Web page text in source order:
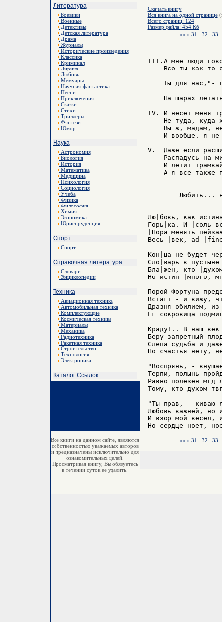
Литература
Боевики
Военные
Детективы
Детская литература
Драма
Журналы
Исторические произведения
Классика
Криминал
Лирика
Любовь
Мемуары
Научная-фантастика
Песни
Приключения
Сказки
Стихи
Триллеры
Фэнтези
Юмор
Наука
Астрономия
Биология
История
Математика
Медицина
Психология
Социология
Учеба
Физика
Философия
Химия
Экономика
Юриспруденция
Спорт
Спорт
Справочная литература
Словари
Энциклопедии
Техника
Авиационная техника
Автомобильная техника
Комплектующие
Космическая техника
Материалы
Механика
Радиотехника
Ракетная техника
Строительство
Технология
Электроника
Каталог Ссылок
Все книги на данном сайте, являются
собственностью уважаемых авторов
и предназначены исключительно для
ознакомительных целей.
Просматривая книгу, Вы обязуетесь
в течении суток ее удалить.
Скачать книгу
Вся книга на одной странице
Всего страниц: 124
Размер файла: 454 Кб
«« « 31 32 33
III.А мне люди
Все ты как-то
Ты для нас,"-
На шарах
IV. И несет меня
Не туда, куда
Вы ж, мадам,
И вообще, я не
V.  Даже если
Распадусь на
И летит
А я все также
Любить...
Лю|бовь, как
Горь|ка. И |соль
|Пора менять
Весь |век, ad
Кон|ца не будет
Сло|варь в
Бла|жен, кто
Но истин |много,
Порой Фортуна
Встагт - и вижу,
Дразня обилием,
Ег сокровища
Краду!.. В наш век
Беру запретный
Слепа судьба и
Но счастья нету,
"Воспрянь, -
Терпи, полынь
Равно полезен мгд
Тому, кто духом
"Ты прав, - киваю
Любовь важней,
И взор мой весел,
«« « 31 32 33